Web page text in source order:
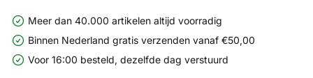
Meer dan 40.000 artikelen altijd voorradig
Binnen Nederland gratis verzenden vanaf €50,00
Voor 16:00 besteld, dezelfde dag verstuurd